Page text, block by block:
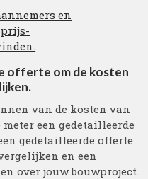
en
prijs-
offerte om de kosten
van de kosten van
een gedetailleerde
gedetailleerde offerte
en een
over jouw bouwproject.